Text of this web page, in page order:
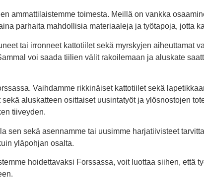
ammattilaistemme toimesta. Meillä on vankka
parhaita mahdollisia materiaaleja ja työtapoja, jotta
tai irronneet kattotiilet sekä myrskyjen aiheuttamat
voi saada tiilien välit rakoilemaan ja aluskate
Vaihdamme rikkinäiset kattotiilet sekä
aluskatteen osittaiset uusintatyöt ja ylösnostojen
tiiveyden.
sen sekä asennamme tai uusimme harjatiivisteet
yläpohjan osalta.
hoidettavaksi Forssassa, voit luottaa siihen, että